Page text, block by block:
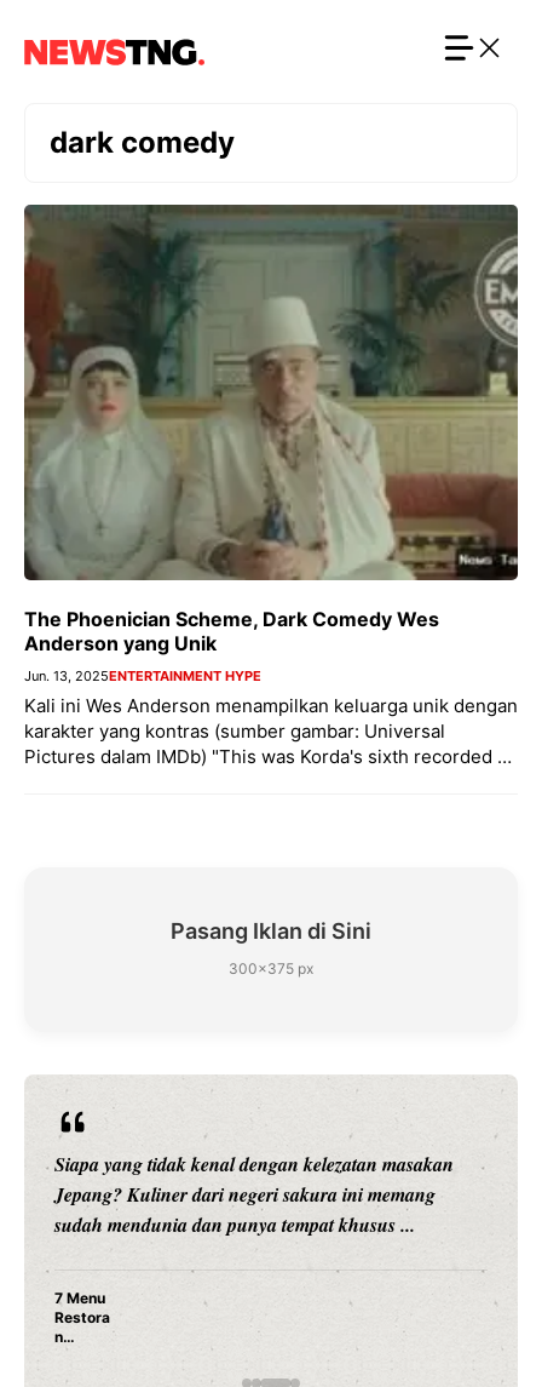
dark comedy
The Phoenician Scheme, Dark Comedy Wes
Anderson yang Unik
Jun. 13, 2025ENTERTAINMENT HYPE
Kali ini Wes Anderson menampilkan keluarga unik dengan
karakter yang kontras (sumber gambar: Universal
Pictures dalam IMDb) "This was Korda's sixth recorded …
Pasang Iklan di Sini
300×375 px
Siapa yang tidak kenal dengan kelezatan masakan
Jepang? Kuliner dari negeri sakura ini memang
sudah mendunia dan punya tempat khusus ...
7 Menu
Restora
n
Jepang
yang